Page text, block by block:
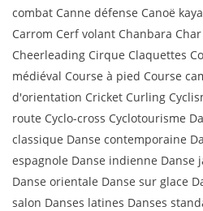
combat Canne défense Canoë
Carrom Cerf volant Chanbara
Cheerleading Cirque Claquettes
médiéval Course à pied Course
d'orientation Cricket Curling
route Cyclo-cross Cyclotourisme
classique Danse contemporaine
espagnole Danse indienne Danse
Danse orientale Danse sur glace
salon Danses latines Danses